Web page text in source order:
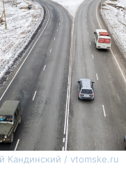
Кандинский / vtomske.ru